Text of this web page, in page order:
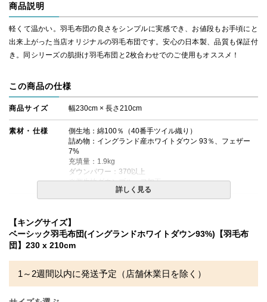
商品説明
軽くて温かい。羽毛布団の良さをシンプルに実感でき、お値段もお手頃にと
出来上がった当店オリジナルの羽毛布団です。安心の日本製、品質も保証付
き。同シリーズの肌掛け羽毛布団と2枚合わせでのご使用もオススメ！
この商品の仕様
商品サイズ 幅230cm × 長さ210cm
素材・仕様
側生地：綿100％（40番手ツイル織り）
詰め物：イングランド産ホワイトダウン 93％、フェザー
7%
充填量：1.9kg
ダウンパワー：370以上
※側生地ダウンプルーフ加工
備考
・配送日指定OK！
※北海道・沖縄・離島等一部地域へのお届けは別途送料が
発生する場合がございます。また発送予定も変更になる場
詳しく見る
【キングサイズ】
ベーシック羽毛布団(イングランドホワイトダウン93%)【羽毛布
団】230 x 210cm
1～2週間以内に発送予定（店舗休業日を除く）